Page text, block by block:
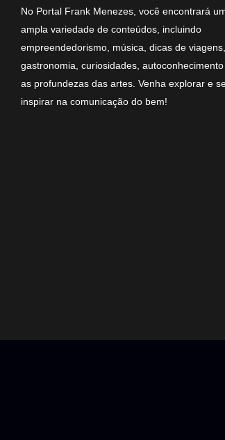
No Portal Frank Menezes, você encontrará
ampla variedade de conteúdos, incluindo
empreendedorismo, música, dicas de viagens,
gastronomia, curiosidades,
as profundezas das artes. Venha explorar e
inspirar na comunicação do bem!